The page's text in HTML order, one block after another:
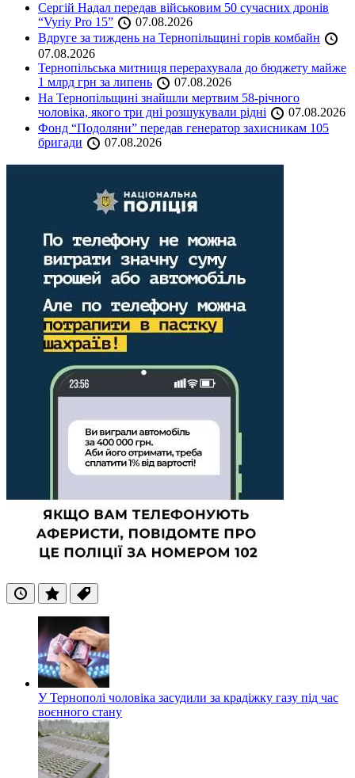
Сергій Надал передав військовим 50 сучасних дронів
“Vyriy Pro 15”
07.08.2026
Вдруге за тиждень на Тернопільщині горів комбайн
07.08.2026
Тернопільська митниця перерахувала до бюджету майже
1 млрд грн за липень
07.08.2026
На Тернопільщині знайшли мертвим 58-річного
чоловіка, якого три дні розшукували рідні
07.08.2026
Фонд “Подоляни” передав генератор захисникам 105
бригади
07.08.2026
ОстанніПопулярні
Теги
У Тернополі чоловіка засудили за крадіжку газу під час
воєнного стану